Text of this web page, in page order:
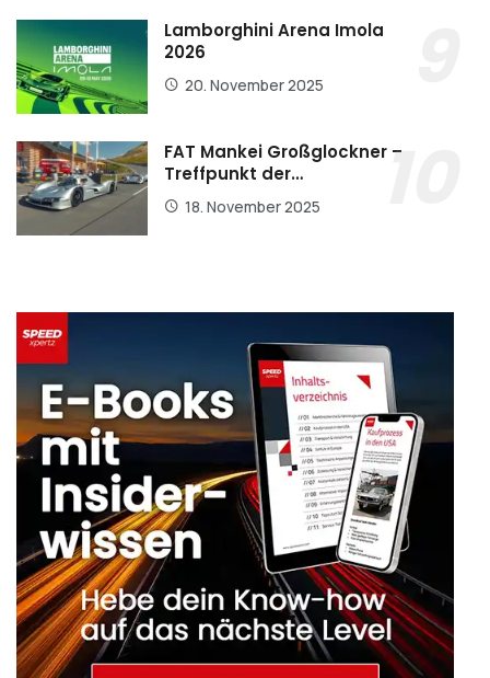
Lamborghini Arena Imola
2026
20. November 2025
FAT Mankei Großglockner –
Treffpunkt der…
18. November 2025